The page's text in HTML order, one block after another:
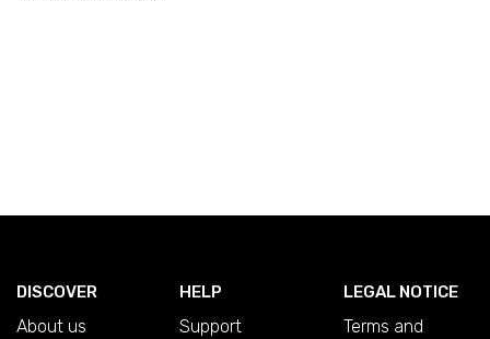
DISCOVER
About us
HELP
Support
LEGAL NOTICE
Terms and